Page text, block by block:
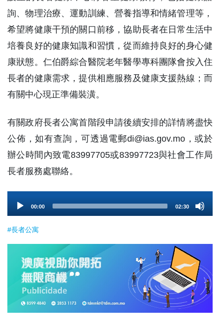
設立的長者健康中心將著重健康教育，包括健康諮
詢、物理治療、運動訓練、營養指導和情緒管理等，
希望將健康干預的關口前移，協助長者在日常生活中
培養良好的健康知識和習慣，從而維持良好的身心健
康狀態。仁伯爵綜合醫院老年醫學專科團隊會按入住
長者的健康需求，提供相應服務及健康支援熱線；而
有關政府長者公寓首階段申請後續安排的詳情將盡快
公佈，如有查詢，可透過電郵di@ias.gov.mo，或於
辦公時間內致電83997705或83997723與社會工作局
Audio
#長者公寓